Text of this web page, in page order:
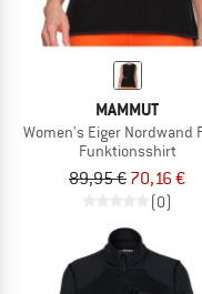
MAMMUT
Women's Eiger Nordwand
Funktionsshirt
89,95 € 70,16 €
(0)